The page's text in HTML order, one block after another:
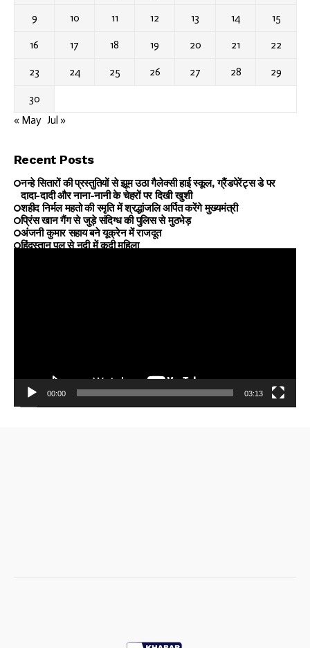
9 10 11 12 13 14 15
16 17 18 19 20 21 22
23 24 25 26 27 28 29
30
« May Jul »
Recent Posts
नन्हे सितारों की प्रस्तुतियों से झूम उठा गैलेक्सी हाई स्कूल, ग्रैंडपेरेंट्स डे पर
दादा-दादी और नाना-नानी के चेहरों पर दिखी खुशी
शहीद निर्मल महतो की स्मृति में श्रद्धांजलि अर्पित करेंगे मुख्यमंत्री
प्रिंस खान गैंग से जुड़े संदिग्ध की पुलिस से मुठभेड़
अंजनी कुमार सहाय बने यूक्रेन में राजदूत
हिंदुस्तान पुल से नदी में कूदी महिला
00:00 03:13